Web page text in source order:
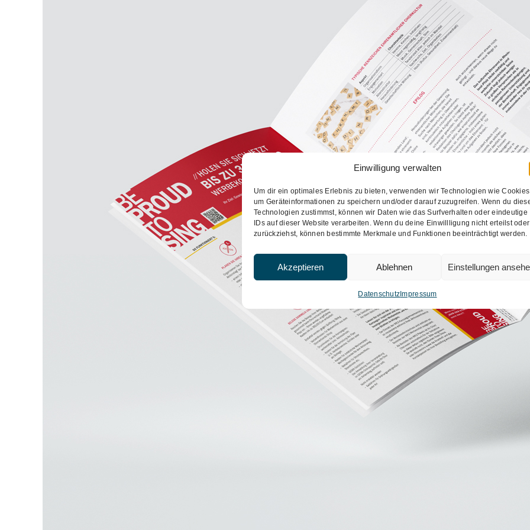
Einwilligung verwalten
Um dir ein optimales Erlebnis zu bieten, verwenden wir Technologien wie
um Geräteinformationen zu speichern und/oder darauf zuzugreifen. Wenn du
Technologien zustimmst, können wir Daten wie das Surfverhalten oder eindeutige
IDs auf dieser Website verarbeiten. Wenn du deine Einwillligung nicht erteilst oder
zurückziehst, können bestimmte Merkmale und Funktionen beeinträchtigt werden.
Akzeptieren Ablehnen Einstellungen
Datenschutz Impressum
Chormagazin
Broschüre Logo Magazin Verein